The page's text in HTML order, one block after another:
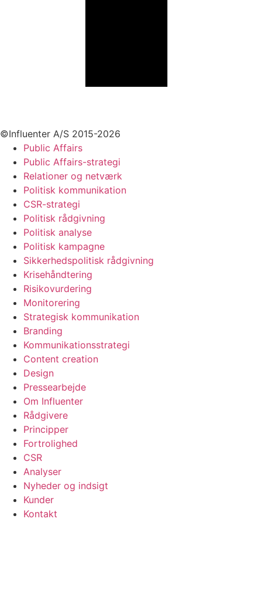
©Influenter A/S 2015-2026
Public Affairs
Public Affairs-strategi
Relationer og netværk
Politisk kommunikation
CSR-strategi
Politisk rådgivning
Politisk analyse
Politisk kampagne
Sikkerhedspolitisk rådgivning
Krisehåndtering
Risikovurdering
Monitorering
Strategisk kommunikation
Branding
Kommunikationsstrategi
Content creation
Design
Pressearbejde
Om Influenter
Rådgivere
Principper
Fortrolighed
CSR
Analyser
Nyheder og indsigt
Kunder
Kontakt